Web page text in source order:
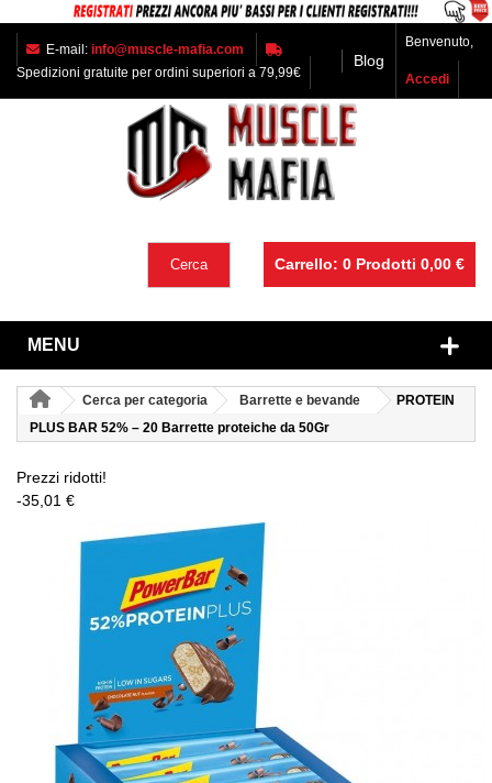
E-mail: info@muscle-mafia.com
Spedizioni gratuite per ordini superiori a 79,99€
Blog
Benvenuto,
Accedi
Carrello: 0 Prodotti 0,00 €
Cerca
MENU
Cerca per categoria Barrette e bevande
PROTEIN
PLUS BAR 52% – 20 Barrette proteiche da 50Gr
Prezzi ridotti!
-35,01 €